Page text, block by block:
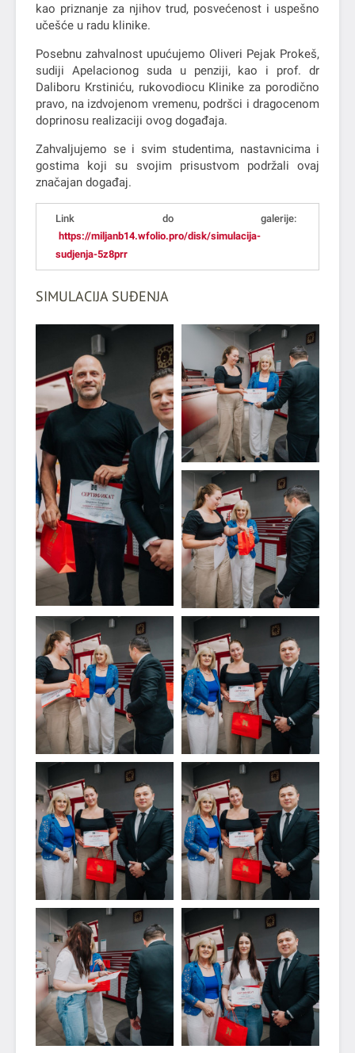
kao priznanje za njihov trud, posvećenost i uspešno
učešće u radu klinike.
Posebnu zahvalnost upućujemo Oliveri Pejak Prokeš,
sudiji Apelacionog suda u penziji, kao i prof. dr
Daliboru Krstiniću, rukovodiocu Klinike za porodično
pravo, na izdvojenom vremenu, podršci i dragocenom
doprinosu realizaciji ovog događaja.
Zahvaljujemo se i svim studentima, nastavnicima i
gostima koji su svojim prisustvom podržali ovaj
značajan događaj.
Link do galerije:
https://miljanb14.wfolio.pro/disk/simulacija-
sudjenja-5z8prr
SIMULACIJA SUĐENJA